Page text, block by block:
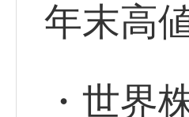
年末高
・世界